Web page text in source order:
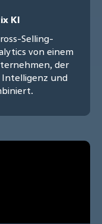
KI
Selling-
von einem
der
Intelligenz und